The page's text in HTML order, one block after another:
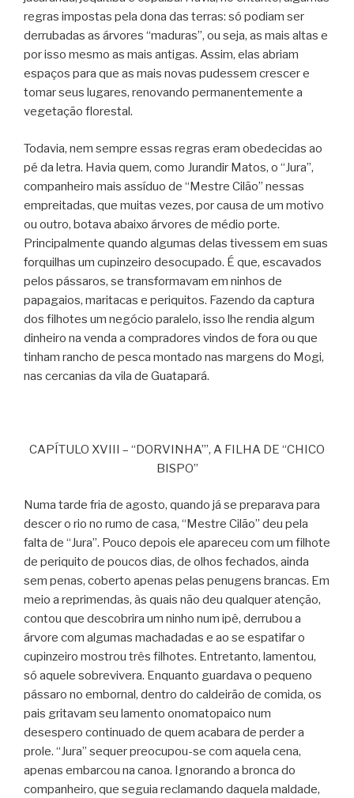
regras impostas pela dona das terras: só podiam ser
derrubadas as árvores “maduras”, ou seja, as mais altas e
por isso mesmo as mais antigas. Assim, elas abriam
espaços para que as mais novas pudessem crescer e
tomar seus lugares, renovando permanentemente a
vegetação florestal.
Todavia, nem sempre essas regras eram obedecidas ao
pé da letra. Havia quem, como Jurandir Matos, o “Jura”,
companheiro mais assíduo de “Mestre Cilão” nessas
empreitadas, que muitas vezes, por causa de um motivo
ou outro, botava abaixo árvores de médio porte.
Principalmente quando algumas delas tivessem em suas
forquilhas um cupinzeiro desocupado. É que, escavados
pelos pássaros, se transformavam em ninhos de
papagaios, maritacas e periquitos. Fazendo da captura
dos filhotes um negócio paralelo, isso lhe rendia algum
dinheiro na venda a compradores vindos de fora ou que
tinham rancho de pesca montado nas margens do Mogi,
nas cercanias da vila de Guatapará.
CAPÍTULO XVIII – “DORVINHA’”, A FILHA DE “CHICO
BISPO”
Numa tarde fria de agosto, quando já se preparava para
descer o rio no rumo de casa, “Mestre Cilão” deu pela
falta de “Jura”. Pouco depois ele apareceu com um filhote
de periquito de poucos dias, de olhos fechados, ainda
sem penas, coberto apenas pelas penugens brancas. Em
meio a reprimendas, às quais não deu qualquer atenção,
contou que descobrira um ninho num ipê, derrubou a
árvore com algumas machadadas e ao se espatifar o
cupinzeiro mostrou três filhotes. Entretanto, lamentou,
só aquele sobrevivera. Enquanto guardava o pequeno
pássaro no embornal, dentro do caldeirão de comida, os
pais gritavam seu lamento onomatopaico num
desespero continuado de quem acabara de perder a
prole. “Jura” sequer preocupou-se com aquela cena,
apenas embarcou na canoa. Ignorando a bronca do
companheiro, que seguia reclamando daquela maldade,